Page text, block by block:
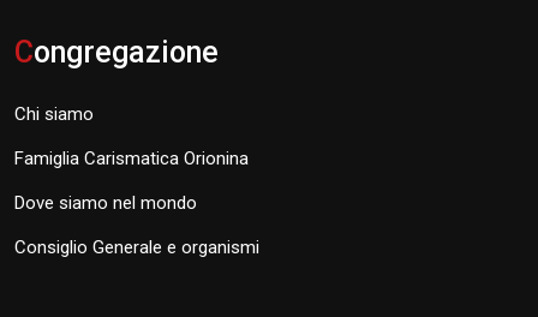
Congregazione
Chi siamo
Famiglia Carismatica Orionina
Dove siamo nel mondo
Consiglio Generale e organismi